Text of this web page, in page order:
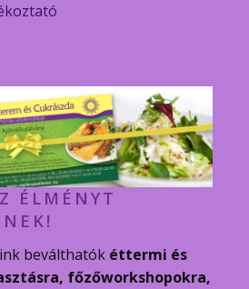
ÉLMÉNYT
beválthatók éttermi és
főzőworkshopokra,